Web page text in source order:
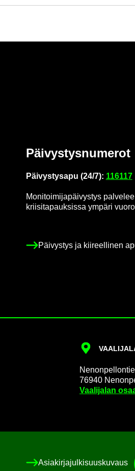
Päi­vys­tys­nu­me­rot
Päi­vys­tys­a­pu (24/7): 116117
Mo­ni­toi­mi­ja­päi­vys­tys
krii­si­ta­pauk­sis­sa ym­pä­ri
Päi­vys­tys ja kii­reel­li­nen
76940
Vaa­li­ja­lan
Asia­kir­ja­jul­ki­suus­ku­vaus